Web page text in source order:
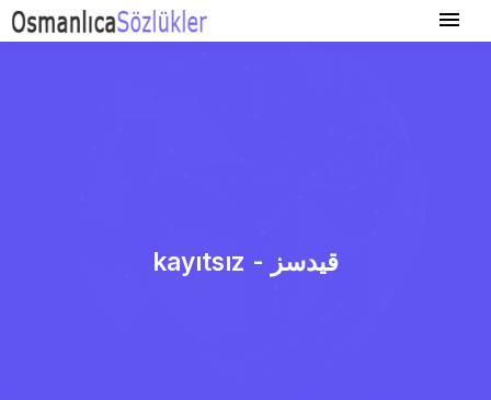
kayıtsız - قیدسز